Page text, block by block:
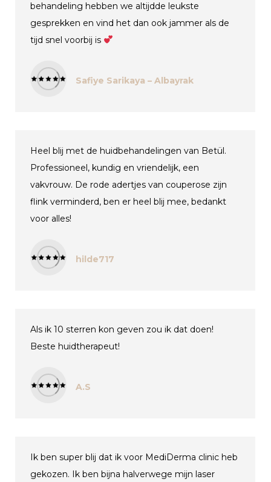
behandeling hebben we altijdde leukste
gesprekken en vind het dan ook jammer als de
tijd snel voorbij is
Safiye Sarikaya – Albayrak
Heel blij met de huidbehandelingen van Betül.
Professioneel, kundig en vriendelijk, een
vakvrouw. De rode adertjes van couperose zijn
flink verminderd, ben er heel blij mee, bedankt
voor alles!
hilde717
Als ik 10 sterren kon geven zou ik dat doen!
Beste huidtherapeut!
A.S
Ik ben super blij dat ik voor MediDerma clinic heb
gekozen. Ik ben bijna halverwege mijn laser